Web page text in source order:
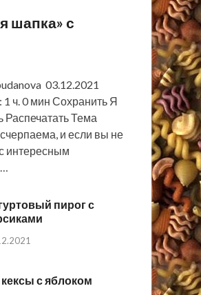
шапка» с
03.12.2021
ч. 0 мин Сохранить Я
Распечатать Тема
и если вы не
интересным
пирог с
с яблоком